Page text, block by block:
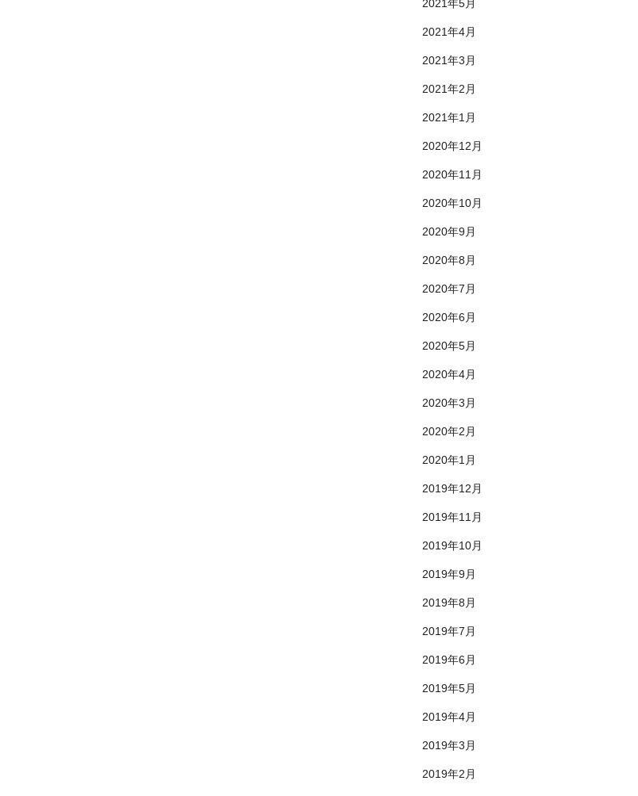
2021年5月
2021年4月
2021年3月
2021年2月
2021年1月
2020年12月
2020年11月
2020年10月
2020年9月
2020年8月
2020年7月
2020年6月
2020年5月
2020年4月
2020年3月
2020年2月
2020年1月
2019年12月
2019年11月
2019年10月
2019年9月
2019年8月
2019年7月
2019年6月
2019年5月
2019年4月
2019年3月
2019年2月